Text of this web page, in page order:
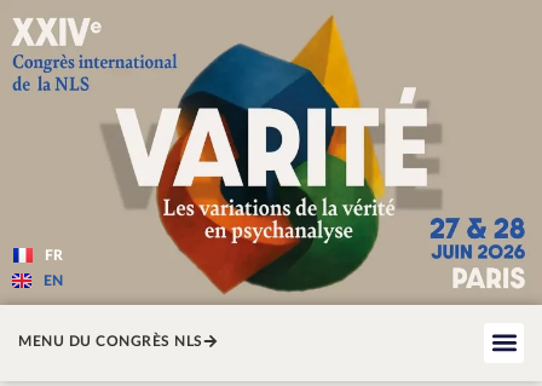
Varité — Les variations de la
FR
EN
MENU DU CONGRÈS NLS